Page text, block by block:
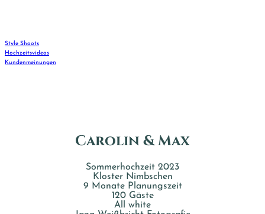
Style Shoots
Hochzeitsvideos
Kundenmeinungen
Carolin & Max
Sommerhochzeit 2023
Kloster Nimbschen
9 Monate Planungszeit
120 Gäste
All white